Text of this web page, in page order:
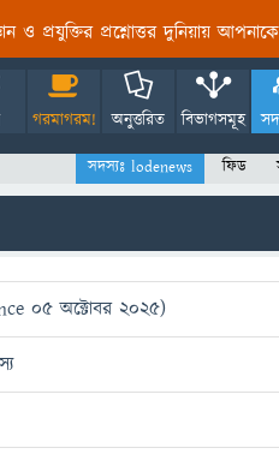
ও প্রযুক্তির প্রশ্নোত্তর দুনিয়ায়
গরমাগরম! অনুত্তরিত বিভাগসমূহ
সদস্যঃ lodenews ফিড
05 অক্টোবর 2025)